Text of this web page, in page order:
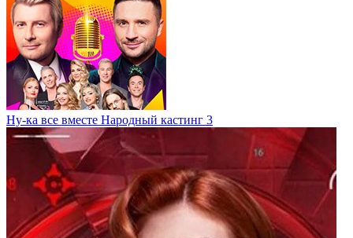
Ну-ка все вместе Народный кастинг 3